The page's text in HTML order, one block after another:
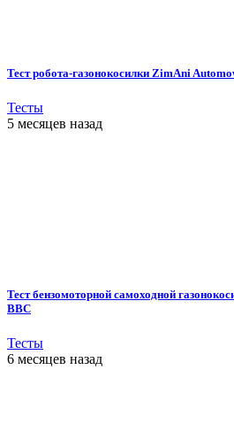
Тест робота-газонокосилки ZimAni
Тесты
5 месяцев назад
Тест бензомоторной самоходной
BBC
Тесты
6 месяцев назад